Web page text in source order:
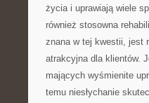
życia i uprawiają wiele
również stosowna
znana w tej kwestii, jest
atrakcyjna dla klientów.
mających wyśmienite
temu niesłychanie